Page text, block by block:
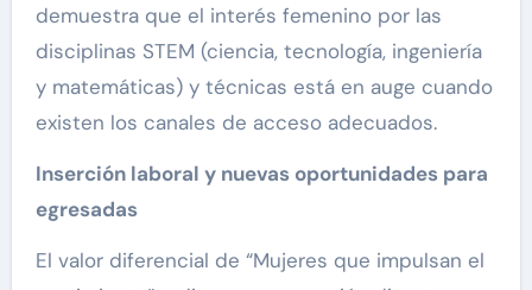
demuestra que el interés femenino por las
disciplinas STEM (ciencia, tecnología, ingeniería
y matemáticas) y técnicas está en auge cuando
existen los canales de acceso adecuados.
Inserción laboral y nuevas oportunidades para
egresadas
El valor diferencial de “Mujeres que impulsan el